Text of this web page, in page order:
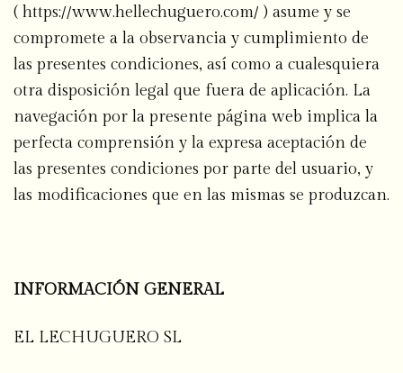
( https://www.hellechuguero.com/ ) asume y se
compromete a la observancia y cumplimiento de
las presentes condiciones, así como a cualesquiera
otra disposición legal que fuera de aplicación. La
navegación por la presente página web implica la
perfecta comprensión y la expresa aceptación de
las presentes condiciones por parte del usuario, y
las modificaciones que en las mismas se produzcan.
INFORMACIÓN GENERAL
EL LECHUGUERO SL